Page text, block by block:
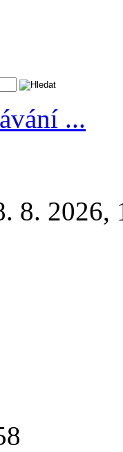
...
8. 2026,